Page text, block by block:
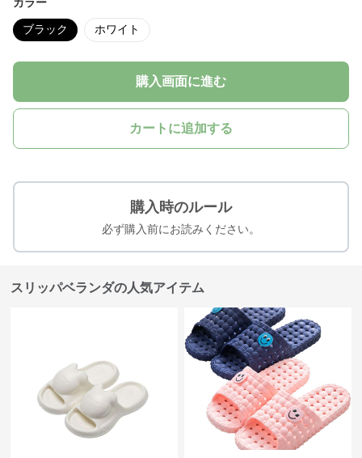
カラー
ブラック ホワイト
購入画面に進む
カートに追加する
購入時のルール
必ず購入前にお読みください。
スリッパベランダの人気アイテム